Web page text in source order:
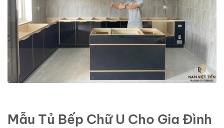
Mẫu Tủ Bếp Chữ U Cho Gia Đình